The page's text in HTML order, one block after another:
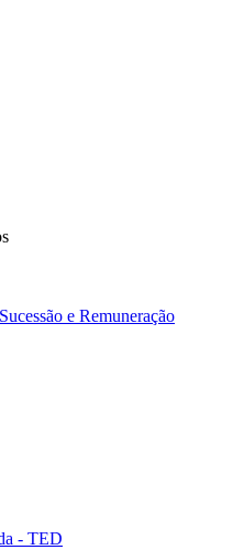
e Remuneração
- TED